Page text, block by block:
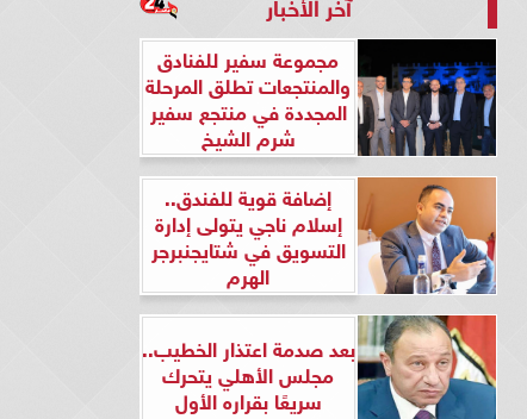
مجموعة سفير للفنادق
والمنتجعات تطلق المرحلة
المجددة في منتجع سفير
شرم الشيخ
إضافة قوية للفندق..
إسلام ناجي يتولى إدارة
التسويق في شتايجنبرجر
الهرم
بعد صدمة اعتذار الخطيب..
مجلس الأهلي يتحرك
سريعًا بقراره الأول